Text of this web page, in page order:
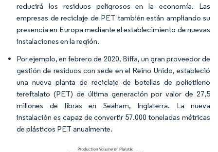
reducirá los residuos peligrosos en la economía. Las
empresas de reciclaje de PET también están ampliando su
presencia en Europa mediante el establecimiento de nuevas
instalaciones en la región.
Por ejemplo, en febrero de 2020, Biffa, un gran proveedor de
gestión de residuos con sede en el Reino Unido, estableció
una nueva planta de reciclaje de botellas de polietileno
tereftalato (PET) de última generación por valor de 27,5
millones de libras en Seaham, Inglaterra. La nueva
instalación es capaz de convertir 57.000 toneladas métricas
de plásticos PET anualmente.